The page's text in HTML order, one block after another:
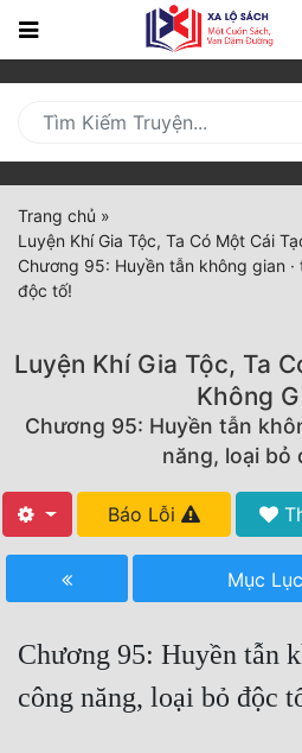
Trang
Mới
Cập
Nhật
(current)
BXH
Thể Loại
Tất Cả
Truyện Mới Ra
Truyện Convert
Truyện Dịch
Trang chủ »
Luyện Khí Gia Tộc, Ta Có Một Cái
Chương 95: Huyền tẫn không gian
độc tố!
Luyện Khí Gia Tộc, Ta
Không
Chương 95: Huyền tẫn
năng, loại bỏ
Báo Lỗi
Mục Lục
Chương 95: Huyền tẫn
công năng, loại bỏ độc